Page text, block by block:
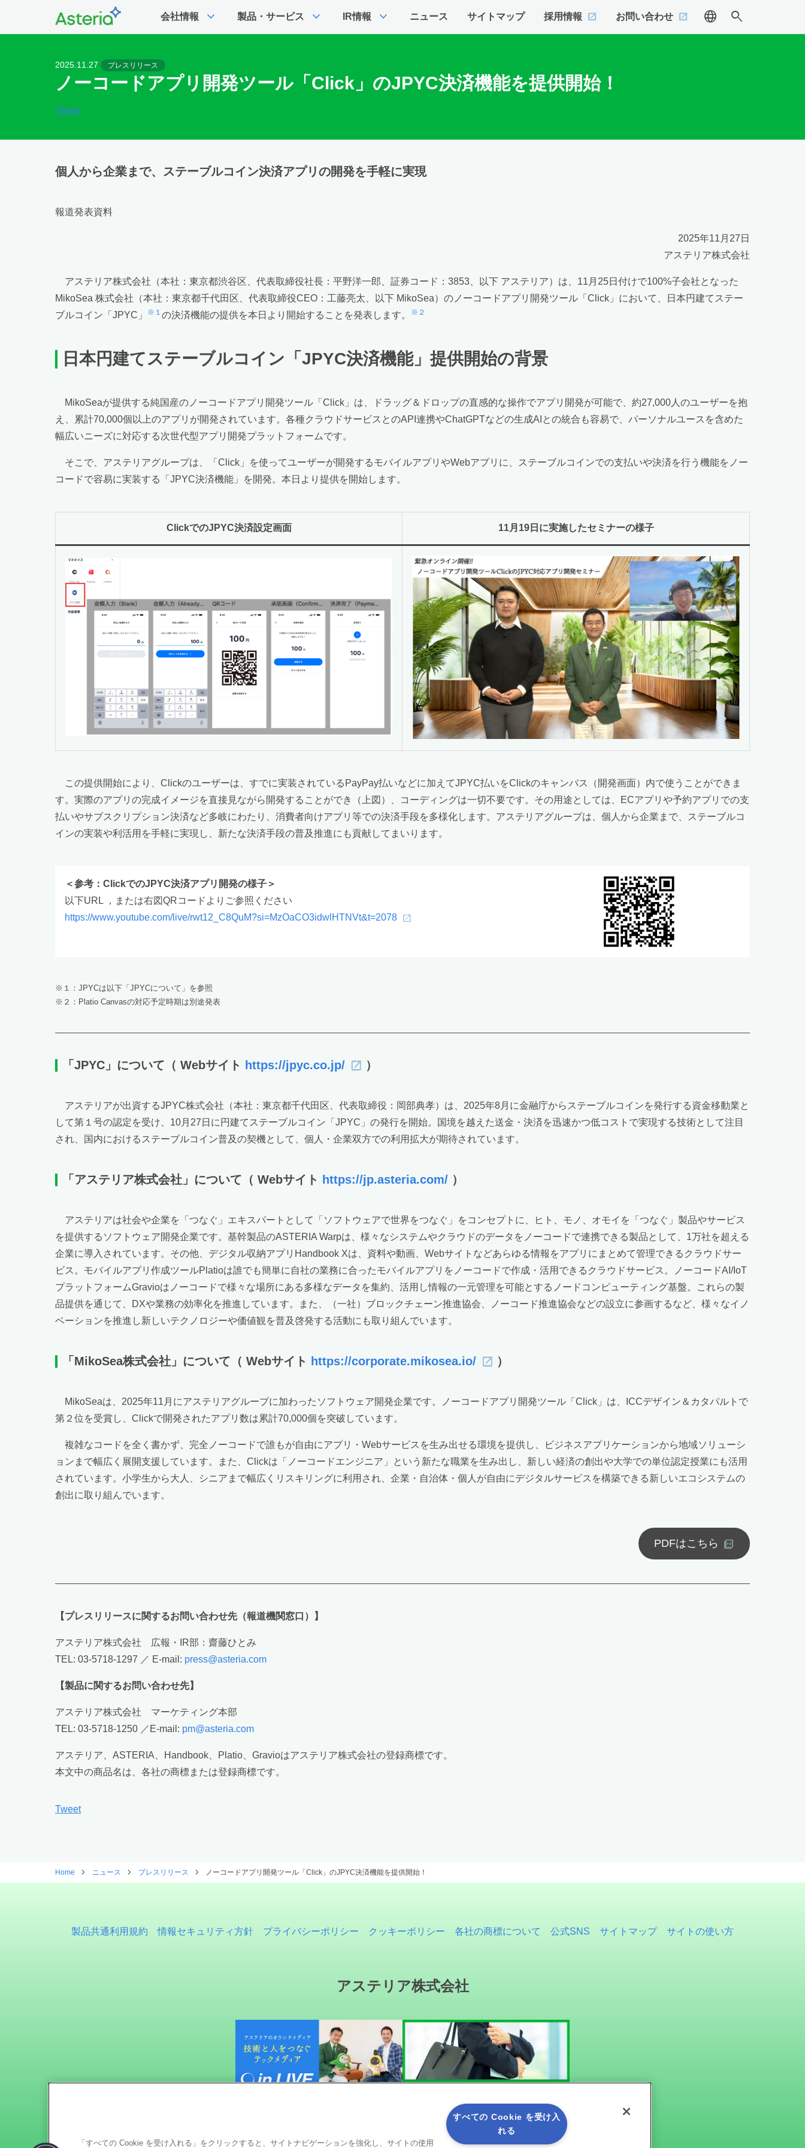
会社情報 expand_more 製品・サービス expand_more IR情報 expand_more ニュース サイトマップ 採用情報 お問い合わせ language search
2025.11.27 プレスリリース
ノーコードアプリ開発ツール「Click」のJPYC決済機能を提供開始！
Tweet
個人から企業まで、ステーブルコイン決済アプリの開発を手軽に実現
報道発表資料
2025年11月27日
アステリア株式会社
アステリア株式会社（本社：東京都渋谷区、代表取締役社長：平野洋一郎、証券コード：3853、以下 アステリア）は、11月25日付けで100%子会社となった
MikoSea 株式会社（本社：東京都千代田区、代表取締役CEO：工藤亮太、以下 MikoSea）のノーコードアプリ開発ツール「Click」において、日本円建てステー
ブルコイン「JPYC」
※１ の決済機能の提供を本日より開始することを発表します。 ※２
日本円建てステーブルコイン「 JPYC決済機能」提供開始の背景
MikoSeaが提供する純国産のノーコードアプリ開発ツール「Click」は、ドラッグ＆ドロップの直感的な操作でアプリ開発が可能で、約27,000人のユーザーを抱
え、累計70,000個以上のアプリが開発されています。各種クラウドサービスとのAPI連携やChatGPTなどの生成AIとの統合も容易で、パーソナルユースを含めた
幅広いニーズに対応する次世代型アプリ開発プラットフォームです。
そこで、アステリアグループは、「Click」を使ってユーザーが開発するモバイルアプリやWebアプリに、ステーブルコインでの支払いや決済を行う機能をノー
コードで容易に実装する「JPYC決済機能」を開発。本日より提供を開始します。
ClickでのJPYC決済設定画面 11月19日に実施したセミナーの様子
この提供開始により、Clickのユーザーは、すでに実装されているPayPay払いなどに加えてJPYC払いをClickのキャンバス（開発画面）内で使うことができま
す。実際のアプリの完成イメージを直接見ながら開発することができ（上図）、コーディングは一切不要です。その用途としては、ECアプリや予約アプリでの支
払いやサブスクリプション決済など多岐にわたり、消費者向けアプリ等での決済手段を多様化します。アステリアグループは、個人から企業まで、ステーブルコ
インの実装や利活用を手軽に実現し、新たな決済手段の普及推進にも貢献してまいります。
＜参考：ClickでのJPYC決済アプリ開発の様子＞
以下URL ，または右図QRコードよりご参照ください
https://www.youtube.com/live/rwt12_C8QuM?si=MzOaCO3idwlHTNVt&t=2078
※１：JPYCは以下「JPYCについて」を参照
※２：Platio Canvasの対応予定時期は別途発表
「JPYC」について （ Webサイト https://jpyc.co.jp/ ）
アステリアが出資するJPYC株式会社（本社：東京都千代田区、代表取締役：岡部典孝）は、2025年8月に金融庁からステーブルコインを発行する資金移動業と
して第１号の認定を受け、10月27日に円建てステーブルコイン「JPYC」の発行を開始。国境を越えた送金・決済を迅速かつ低コストで実現する技術として注目
され、国内におけるステーブルコイン普及の契機として、個人・企業双方での利用拡大が期待されています。
「アステリア株式会社」について （ Webサイト https://jp.asteria.com/ ）
アステリアは社会や企業を「つなぐ」エキスパートとして「ソフトウェアで世界をつなぐ」をコンセプトに、ヒト、モノ、オモイを「つなぐ」製品やサービス
を提供するソフトウェア開発企業です。基幹製品のASTERIA Warpは、様々なシステムやクラウドのデータをノーコードで連携できる製品として、1万社を超える
企業に導入されています。その他、デジタル収納アプリHandbook Xは、資料や動画、Webサイトなどあらゆる情報をアプリにまとめて管理できるクラウドサー
ビス。モバイルアプリ作成ツールPlatioは誰でも簡単に自社の業務に合ったモバイルアプリをノーコードで作成・活用できるクラウドサービス。ノーコードAI/IoT
プラットフォームGravioはノーコードで様々な場所にある多様なデータを集約、活用し情報の一元管理を可能とするノードコンピューティング基盤。これらの製
品提供を通じて、DXや業務の効率化を推進しています。また、（一社）ブロックチェーン推進協会、ノーコード推進協会などの設立に参画するなど、様々なイノ
ベーションを推進し新しいテクノロジーや価値観を普及啓発する活動にも取り組んでいます。
「MikoSea株式会社」について （ Webサイト https://corporate.mikosea.io/ ）
MikoSeaは、2025年11月にアステリアグループに加わったソフトウェア開発企業です。ノーコードアプリ開発ツール「Click」は、ICCデザイン＆カタパルトで
第２位を受賞し、Clickで開発されたアプリ数は累計70,000個を突破しています。
複雑なコードを全く書かず、完全ノーコードで誰もが自由にアプリ・Webサービスを生み出せる環境を提供し、ビジネスアプリケーションから地域ソリューシ
ョンまで幅広く展開支援しています。また、Clickは「ノーコードエンジニア」という新たな職業を生み出し、新しい経済の創出や大学での単位認定授業にも活用
されています。小学生から大人、シニアまで幅広くリスキリングに利用され、企業・自治体・個人が自由にデジタルサービスを構築できる新しいエコシステムの
創出に取り組んでいます。
PDFはこちら
【プレスリリースに関するお問い合わせ先（報道機関窓口）】
アステリア株式会社 広報・IR部：齋藤ひとみ
TEL: 03-5718-1297 ／ E-mail: press@asteria.com
【製品に関するお問い合わせ先】
アステリア株式会社 マーケティング本部
TEL: 03-5718-1250 ／E-mail: pm@asteria.com
アステリア、ASTERIA、Handbook、Platio、Gravioはアステリア株式会社の登録商標です。
本文中の商品名は、各社の商標または登録商標です。
Tweet
Home ニュース プレスリリース ノーコードアプリ開発ツール「Click」のJPYC決済機能を提供開始！
製品共通利用規約 情報セキュリティ方針 プライバシーポリシー クッキーポリシー 各社の商標について 公式SNS サイトマップ サイトの使い方
アステリア株式会社
「すべての Cookie を受け入れる」をクリックすると、サイトナビゲーションを強化し、サイトの使用
すべての Cookie を受け入
れる